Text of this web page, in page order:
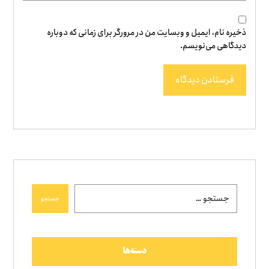
ذخیره نام، ایمیل و وبسایت من در مرورگر برای زمانی که دوباره
دیدگاهی می‌نویسم.
فرستادن دیدگاه
جستجو
دسته‌ها